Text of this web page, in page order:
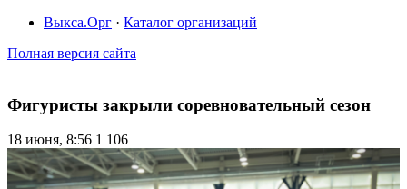
Выкса.Орг · Каталог организаций
Полная версия сайта
Фигуристы закрыли соревновательный сезон
18 июня, 8:56 1 106